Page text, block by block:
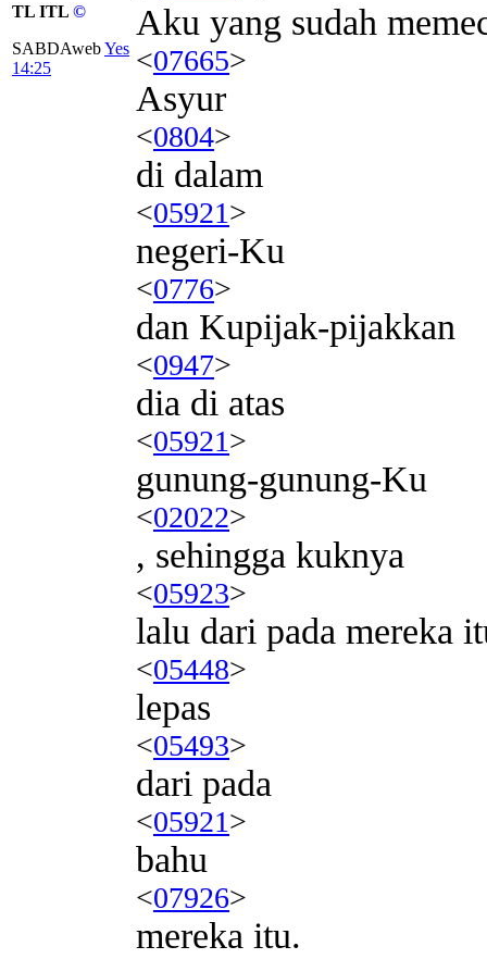
TL ITL ©
SABDAwebYes
14:25
Aku yang sudah
<07665>
Asyur
<0804>
di dalam
<05921>
negeri-Ku
<0776>
dan Kupijak-pijakkan
<0947>
dia di atas
<05921>
gunung-gunung-Ku
<02022>
, sehingga kuknya
<05923>
lalu dari pada mereka
<05448>
lepas
<05493>
dari pada
<05921>
bahu
<07926>
mereka itu.